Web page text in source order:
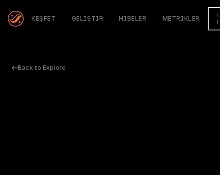
KEŞFET GELIŞTIR HIBELER METRIKLER
Back to Explore